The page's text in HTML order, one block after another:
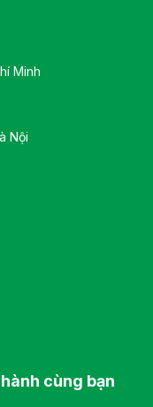
Minh
Nội
cùng bạn